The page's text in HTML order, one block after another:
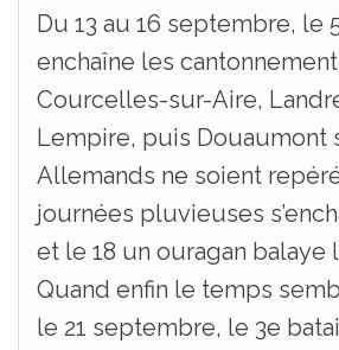
Du 13 au 16 septembre, le
enchaîne les
Courcelles-sur-Aire,
Lempire, puis Douaumont
Allemands ne soient
journées pluvieuses
et le 18 un ouragan balaye
Quand enfin le temps
le 21 septembre, le 3e